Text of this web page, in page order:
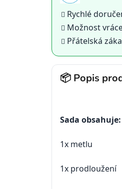
Rychlé
Možnost
Přátelská
📦 Popis
Sada obsahuje:
1x metlu
1x prodloužení